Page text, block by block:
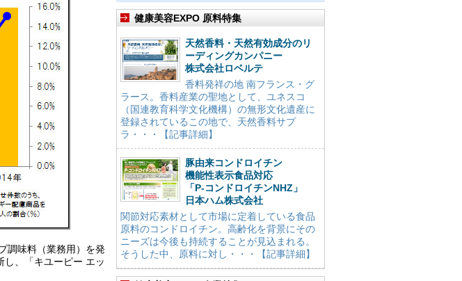
調味料（業務用）を発
、「キユーピー エッ
健康美容EXPO 原料特集
天然香料・天然有効成分のリ
ーディングカンパニー
株式会社ロベルテ
香料発祥の地 南フランス・グ
ラース。香料産業の聖地として、ユネスコ
（国連教育科学文化機構）の無形文化遺産に
登録されているこの地で、天然香料サプ
ラ・・・【記事詳細】
豚由来コンドロイチン
機能性表示食品対応
「P-コンドロイチンNHZ」
日本ハム株式会社
関節対応素材として市場に定着している食品
原料のコンドロイチン。高齢化を背景にその
ニーズは今後も持続することが見込まれる。
そうした中、原料に対し・・・【記事詳細】